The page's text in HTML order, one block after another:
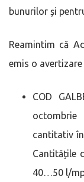
bunurilor și
Reamintim că
emis o
COD
octombrie
cantitativ
Cantitățile
40…50 l/